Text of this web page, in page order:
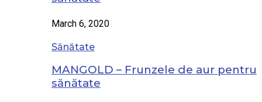
March 6, 2020
Sănătate
MANGOLD – Frunzele de aur pentru
sănătate